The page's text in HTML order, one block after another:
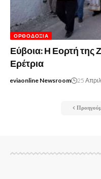
ΟΡΘΟΔΟΞΊΑ
Εύβοια: Η Εορτή
Ερέτρια
eviaonline Newsroom 25